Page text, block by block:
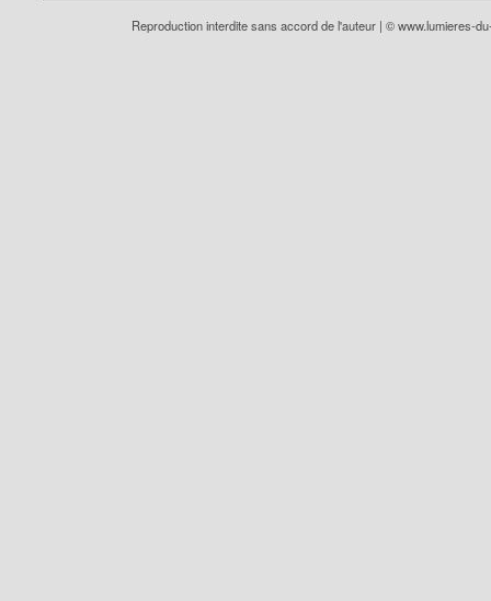
Reproduction interdite sans accord de l'auteur | ©www.lumieres-